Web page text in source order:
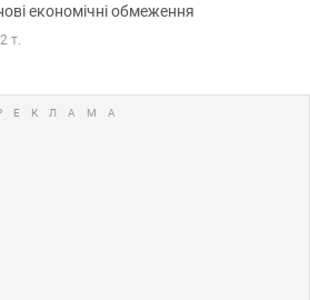
економічні обмеження
т.